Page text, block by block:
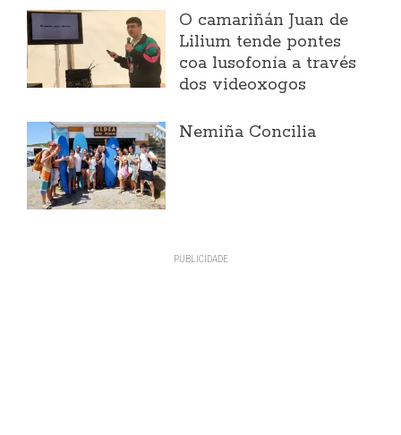
O camariñán Juan de
Lilium tende pontes
coa lusofonía a través
dos videoxogos
Nemiña Concilia